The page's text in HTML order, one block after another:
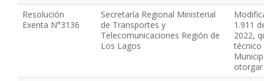
Resolución
Exenta N°3136
Secretaría Regional Ministerial
de Transportes y
Telecomunicaciones Región de
Los Lagos
1.911
2022,
técnico